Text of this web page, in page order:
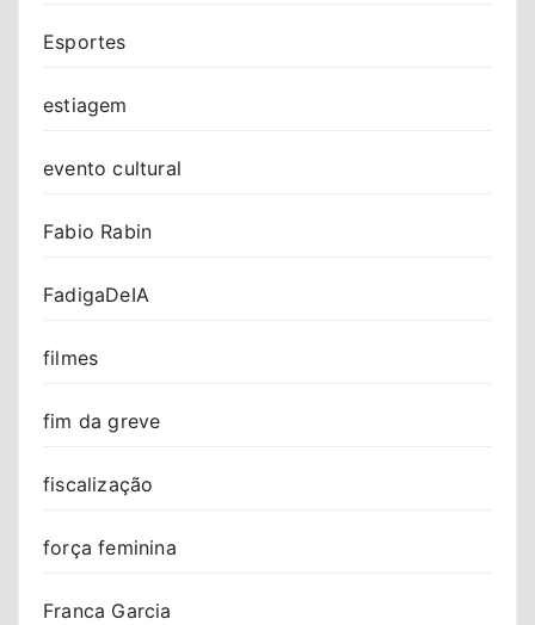
Esportes
estiagem
evento cultural
Fabio Rabin
FadigaDeIA
filmes
fim da greve
fiscalização
força feminina
Franca Garcia